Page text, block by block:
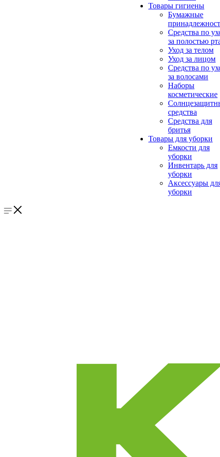
Товары гигиены
Бумажные
Средства по
за полостью
Уход за телом
Уход за лицом
Средства по
за волосами
Наборы
косметические
средства
Средства для
бритья
Товары для уборки
Емкости для
уборки
Инвентарь для
уборки
Аксессуары
уборки